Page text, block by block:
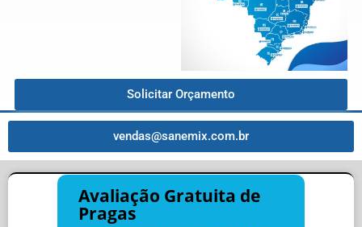
Solicitar Orçamento
vendas@sanemix.com.br
Avaliação Gratuita de
Pragas